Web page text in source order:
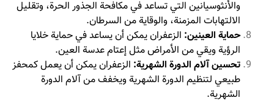
والأنثوسيانين التي تساعد في مكافحة الجذور الحرة، وتقليل
الالتهابات المزمنة، والوقاية من السرطان.
حماية العينين: الزعفران يمكن أن يساعد في حماية خلايا
الرؤية ويقي من الأمراض مثل إعتام عدسة العين.
تحسين آلام الدورة الشهرية: الزعفران يمكن أن يعمل كمحفز
طبيعي لتنظيم الدورة الشهرية ويخفف من آلام الدورة
الشهرية.